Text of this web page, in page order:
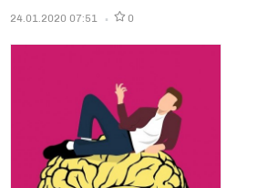
24.01.2020 07:51 0